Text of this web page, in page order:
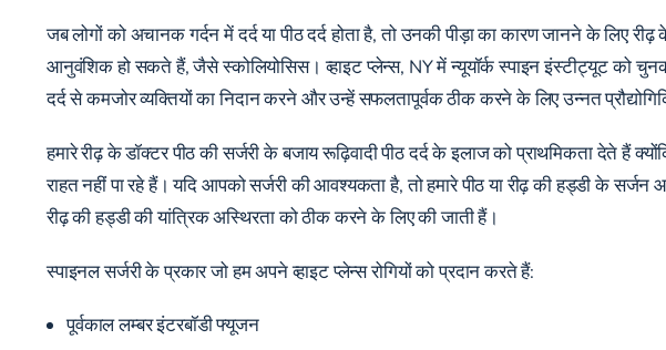
जब लोगों को अचानक गर्दन में दर्द या पीठ दर्द होता है, तो उनकी पीड़ा का कारण जानने के लिए
आनुवंशिक हो सकते हैं, जैसे स्कोलियोसिस। व्हाइट प्लेन्स, NY में न्यूयॉर्क स्पाइन इंस्टीट्यूट को
दर्द से कमजोर व्यक्तियों का निदान करने और उन्हें सफलतापूर्वक ठीक करने के लिए उन्नत
हमारे रीढ़ के डॉक्टर पीठ की सर्जरी के बजाय रूढ़िवादी पीठ दर्द के इलाज को प्राथमिकता देते हैं
राहत नहीं पा रहे हैं। यदि आपको सर्जरी की आवश्यकता है, तो हमारे पीठ या रीढ़ की हड्डी के
रीढ़ की हड्डी की यांत्रिक अस्थिरता को ठीक करने के लिए की जाती हैं।
स्पाइनल सर्जरी के प्रकार जो हम अपने व्हाइट प्लेन्स रोगियों को प्रदान करते हैं:
पूर्वकाल लम्बर इंटरबॉडी फ्यूजन